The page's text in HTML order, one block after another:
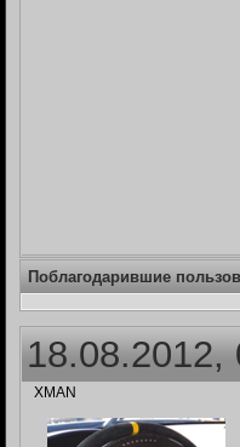
Поблагодарившие
18.08.2012,
XMAN